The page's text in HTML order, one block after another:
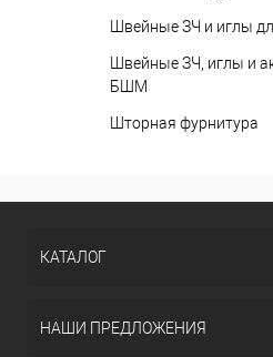
Швейные ЗЧ и иглы
Швейные ЗЧ, иглы и
БШМ
Шторная фурнитура
КАТАЛОГ
НАШИ ПРЕДЛОЖЕНИЯ